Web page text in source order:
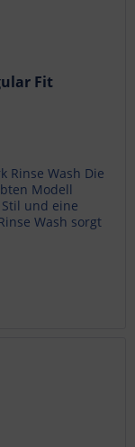
Fit
Rinse Wash Die
Modell
und eine
Wash sorgt